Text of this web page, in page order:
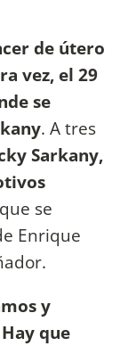
de útero
vez, el 29
se
. A tres
Sarkany,
se
Enrique
y
que